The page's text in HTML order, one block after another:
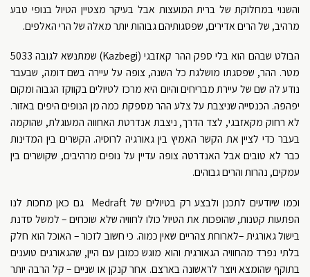
והשנוי במחלוקת של ברית המועצות אבל בעיקר מצטיין הטיול בנופי טבע
מרהיב, של הרים אדירים, שפסגותיהם גבוהות יותר מאלה של הרי האלפים.
הבולט שבהם הוא בלי ספק ההר קאזבגי (Kazbegi) שמתנשא לגובה 5033
מטר. ההר, שפסגתו מושלגת כל השנה, צופה על עיירה בשם דומה, שבעבר
נודע לה שם של עיירת מבריחים והיום היא מרכז לטיולים בקווקז הגבוה ומקום
יפהפה. הכנסייה שניצבת על צלע ההר מספקת כמה מן הנופים היפים באזור.
לא רחוק מקאזבגי, לצד הדרך, ניצבת אנדרטת האחווה המעוגלת, שהוקמה
בעבר כדי לציין את הקשר האמיץ בין גאורגיה לרוסיה. הקשרים בין המדינות
כבר לא טובים אבל האנדרטה צופה עדיין על נופים מרהיבים, שקושרים בין
עמקים, נהרות והרים גבוהים.
וכמו שיודעים לתכנן ולבצע רק בטיולים של Medraft גם כאן מחכות לנו
הפתעות קטנות, שהופכות את הטיול כולו לחוויה שלא שוכחים – למשל סדנת
בישול גאורגית –לארוחת צהריים שאין כמוה. כי חשוב לזכור – האוכל הוא חלק
בלתי נפרד מהחוויה הגאורגית והוא מוגש כמובן עם היין, שהגאורגים טוענים
בתוקף שהומצא ויוצר לראשונה בארצם. אחר קנקן או שניים – קל הרבה יותר